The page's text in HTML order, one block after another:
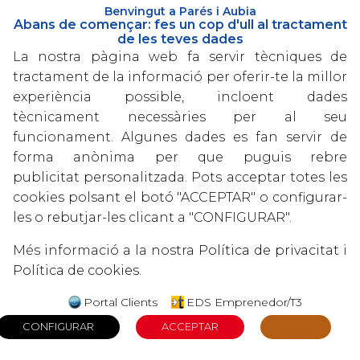
ESTUDIS
Diplomatura en Ciències Econòmiques i
Tarragona
Màster en Fiscalitat - Universitat Rovira i Virgili
FORMACIÓ COMPLEMENTÀRIA
Curs de comptabilitat superior.
Curs d'adaptació nou pla general comptable.
ALTRES
Recolzament al Departament d'Administració.
Benvingut a Parés i Aubia
Abans de començar: fes un cop d'ull al tractament
de les teves dades
La nostra pàgina web fa servir tècniques de
tractament de la informació per oferir-te la millor
experiència possible, incloent dades
tècnicament necessàries per al seu
funcionament. Algunes dades es fan servir de
forma anònima per que puguis rebre
publicitat personalitzada. Pots acceptar totes les
cookies polsant el botó "ACCEPTAR" o configurar-
les o rebutjar-les clicant a "CONFIGURAR".
Més informació a la nostra Política de privacitat i
Política de cookies.
Portal Clients EDS Emprenedor/T3